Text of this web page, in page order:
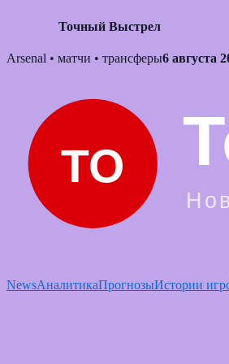
Точный Выстрел
Skip
Arsenal • матчи • трансферы6 августа
NewsАналитикаПрогнозыИстории